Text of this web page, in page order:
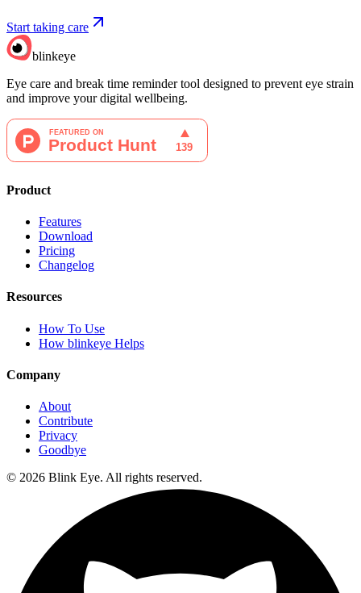
Start taking care
blinkeye
Eye care and break time reminder tool designed to prevent eye strain
and improve your digital wellbeing.
Product
Features
Download
Pricing
Changelog
Resources
How To Use
How blinkeye Helps
Company
About
Contribute
Privacy
Goodbye
© 2026 Blink Eye. All rights reserved.